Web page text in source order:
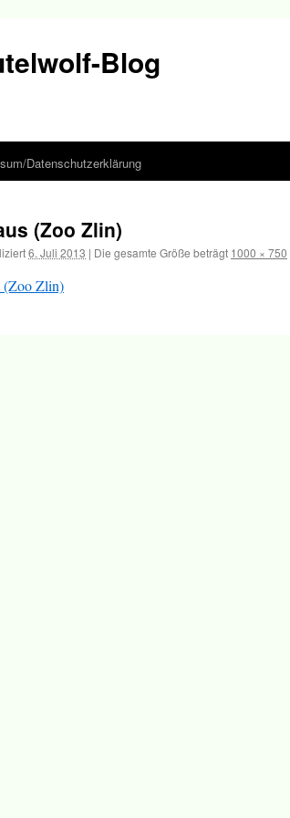
Blog
Datenschutzerklärung
(Zoo Zlin)
6. Juli 2013 | Die gesamte Größe beträgt 1000 × 750